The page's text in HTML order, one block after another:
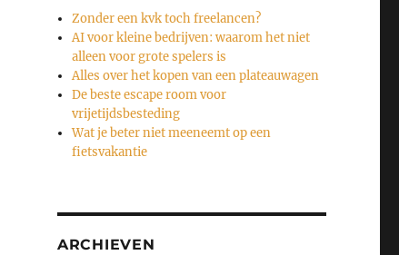
Zonder een kvk toch freelancen?
AI voor kleine bedrijven: waarom het niet
alleen voor grote spelers is
Alles over het kopen van een plateauwagen
De beste escape room voor
vrijetijdsbesteding
Wat je beter niet meeneemt op een
fietsvakantie
ARCHIEVEN